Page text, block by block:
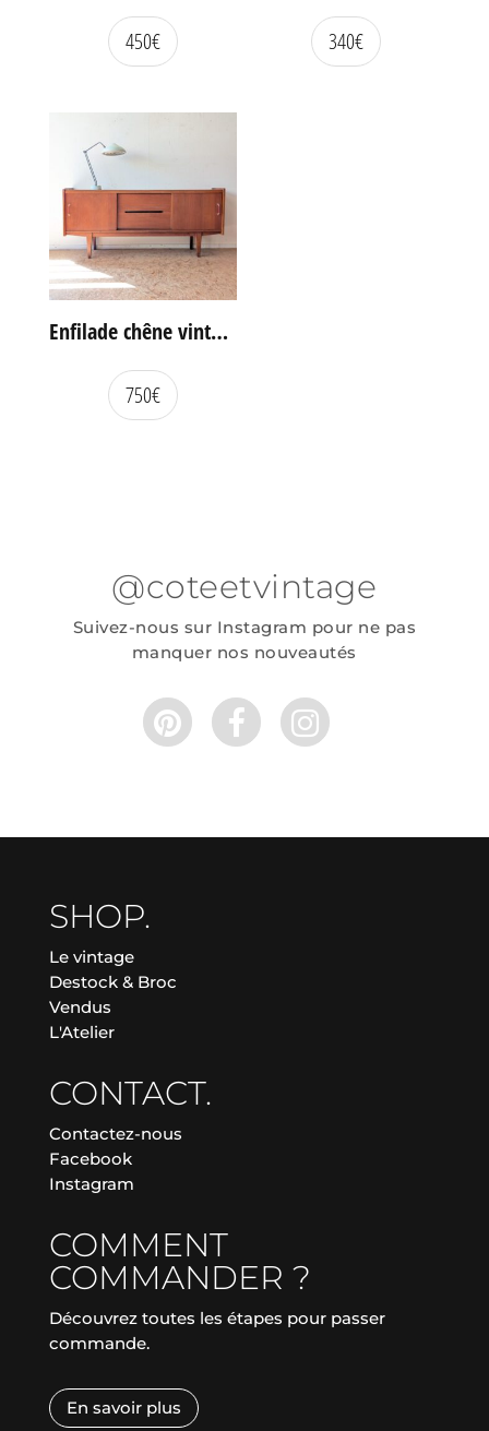
450€ 340€
Enfilade chêne vintage portes coulissantes
750€
@coteetvintage
Suivez-nous sur Instagram pour ne pas
manquer nos nouveautés
SHOP.
Le vintage
Destock & Broc
Vendus
L'Atelier
CONTACT.
Contactez-nous
Facebook
Instagram
COMMENT
COMMANDER ?
Découvrez toutes les étapes pour passer
commande.
En savoir plus